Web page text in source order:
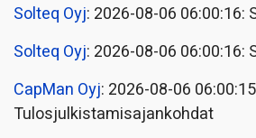
Solteq Oyj: 2026-08-06 06:00:16:
Solteq Oyj: 2026-08-06 06:00:16:
CapMan Oyj: 2026-08-06
Tulosjulkistamisajankohdat